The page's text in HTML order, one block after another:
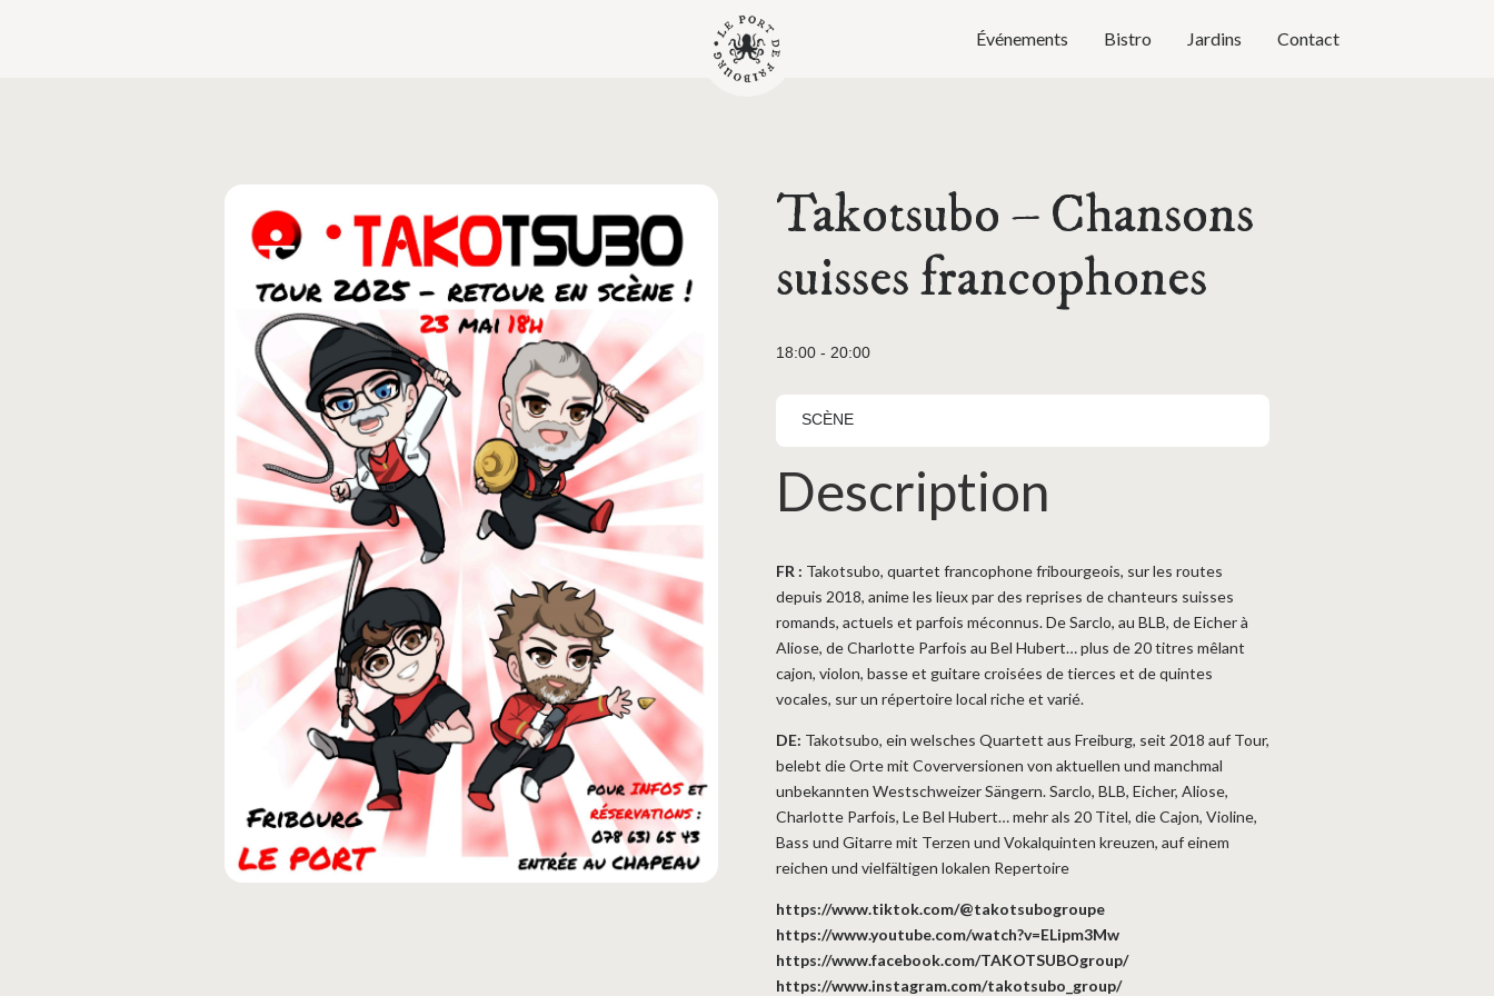
Événements Bistro Jardins Contact
Takotsubo – Chansons
suisses francophones
18:00 - 20:00
SCÈNE
Description
FR : Takotsubo, quartet francophone fribourgeois, sur les routes
depuis 2018, anime les lieux par des reprises de chanteurs suisses
romands, actuels et parfois méconnus. De Sarclo, au BLB, de Eicher à
Aliose, de Charlotte Parfois au Bel Hubert… plus de 20 titres mêlant
cajon, violon, basse et guitare croisées de tierces et de quintes
vocales, sur un répertoire local riche et varié.
DE: Takotsubo, ein welsches Quartett aus Freiburg, seit 2018 auf Tour,
belebt die Orte mit Coverversionen von aktuellen und manchmal
unbekannten Westschweizer Sängern. Sarclo, BLB, Eicher, Aliose,
Charlotte Parfois, Le Bel Hubert… mehr als 20 Titel, die Cajon, Violine,
Bass und Gitarre mit Terzen und Vokalquinten kreuzen, auf einem
reichen und vielfältigen lokalen Repertoire
https://www.tiktok.com/@takotsubogroupe
https://www.youtube.com/watch?v=ELipm3Mw
https://www.facebook.com/TAKOTSUBOgroup/
https://www.instagram.com/takotsubo_group/